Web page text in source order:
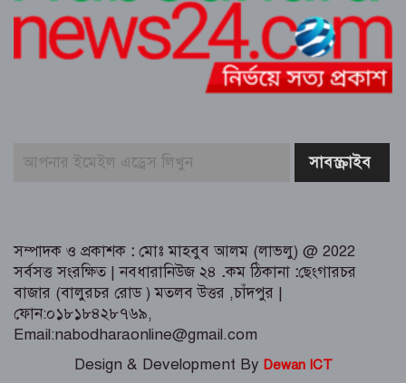
গ্রাহক
কুমিল্লা ধর্মসাগর পাড় মঞ্চের প্রাণবন্ত চা-চক্র
ও বর্ষার খিচুড়ি আড্ডা
হামলার প্রতিবাদে কুমিল্লা বারে মানববন্ধন
গ্রেফতার
সম্পাদক ও প্রকাশক : মোঃ মাহবুব আলম (লাভলু) @ 2022
সর্বসত্ত সংরক্ষিত | নবধারানিউজ ২৪ .কম ঠিকানা :ছেংগারচর
বাজার (বালুরচর রোড ) মতলব উত্তর ,চাঁদপুর |
ফোন:০১৮১৮৪২৮৭৬৯,
Email:nabodharaonline@gmail.com
Design & Development By Dewan ICT